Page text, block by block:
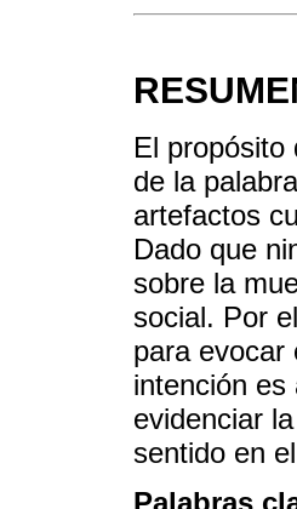
El
de la
artefactos
Dado que
sobre la
social. Por
para evocar
intención es
evidenciar
sentido en
Palabras